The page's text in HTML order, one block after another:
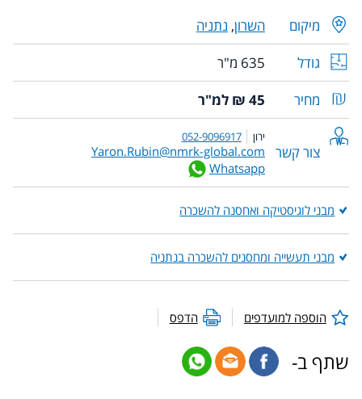
מיקום השרון, נתניה
גודל
635 מ"ר
מחיר
45 ₪ למ"ר
צור קשר
ירון 052-9096917
Yaron.Rubin@nmrk-global.com
Whatsapp
מבני לוגיסטיקה ואחסנה להשכרה
מבני תעשייה ומחסנים להשכרה בנתניה
הוספה למועדפים הדפס
שתף ב-